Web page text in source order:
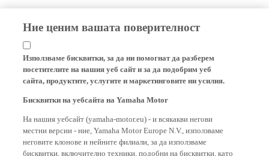
Ние ценим вашата поверителност
Използваме бисквитки, за да ни помогнат да разберем
посетителите на нашия уеб сайт и за да подобрим уеб
сайта, продуктите, услугите и маркетинговите ни усилия.
местни версии - ние, Yamaha Motor Europe N.V., използваме
неговите клонове и нейните филиали, за да използваме
бисквитки, включително техники, подобни на бисквитки, като